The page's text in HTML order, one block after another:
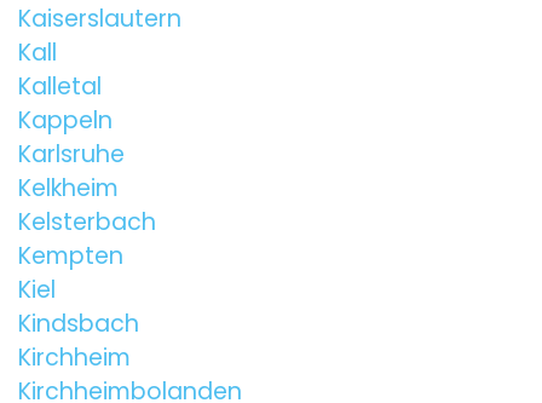
Kaiserslautern
Kall
Kalletal
Kappeln
Karlsruhe
Kelkheim
Kelsterbach
Kempten
Kiel
Kindsbach
Kirchheim
Kirchheimbolanden